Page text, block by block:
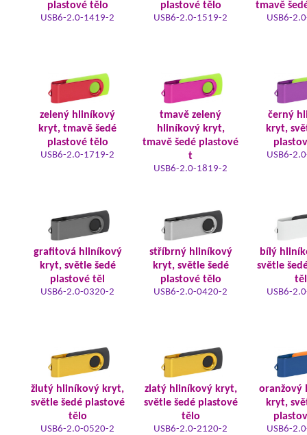
plastové tělo
USB6-2.0-1419-2
plastové tělo
USB6-2.0-1519-2
tmavě
USB6-
zelený hliníkový
kryt, tmavě šedé
plastové tělo
USB6-2.0-1719-2
tmavě zelený
hliníkový kryt,
tmavě šedé plastové
t
USB6-2.0-1819-2
černý
kryt,
USB6-
grafitová hliníkový
kryt, světle šedé
plastové těl
USB6-2.0-0320-2
stříbrný hliníkový
kryt, světle šedé
plastové tělo
USB6-2.0-0420-2
bílý
světle
USB6-
žlutý hliníkový kryt,
světle šedé plastové
tělo
USB6-2.0-0520-2
zlatý hliníkový kryt,
světle šedé plastové
tělo
USB6-2.0-2120-2
oranžový
kryt,
USB6-